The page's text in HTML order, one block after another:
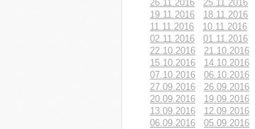
26.11.2016
25.11.2016
19.11.2016
18.11.2016
11.11.2016
10.11.2016
02.11.2016
01.11.2016
22.10.2016
21.10.2016
15.10.2016
14.10.2016
07.10.2016
06.10.2016
27.09.2016
26.09.2016
20.09.2016
19.09.2016
13.09.2016
12.09.2016
06.09.2016
05.09.2016